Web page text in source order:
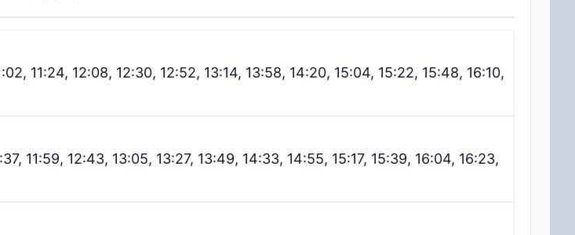
11:24, 12:08, 12:30, 12:52, 13:14, 13:58, 14:20, 15:04, 15:22, 15:48, 16:10,
11:59, 12:43, 13:05, 13:27, 13:49, 14:33, 14:55, 15:17, 15:39, 16:04, 16:23,